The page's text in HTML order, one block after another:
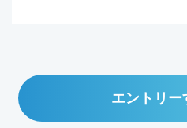
エントリー